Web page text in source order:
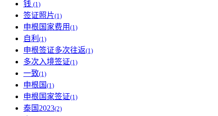
钱 (1)
签证照片(1)
申根国家费用 (1)
自利 (1)
申根签证多次往返(1)
多次入境签证(1)
一致(1)
申根国 (1)
申根国家签证(1)
泰国2023(2)